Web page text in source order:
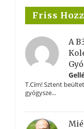
Friss
A
T.Cím! Sztent
gyógysze...